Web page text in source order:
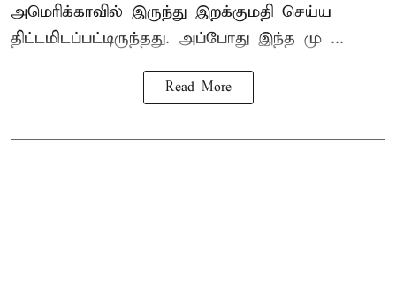
அமெரிக்காவில் இருந்து இறக்குமதி செய்ய
திட்டமிடப்பட்டிருந்தது. அப்போது இந்த மு ...
Read More